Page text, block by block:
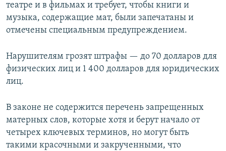
театре и в фильмах и требует, чтобы книги и
музыка, содержащие мат, были запечатаны и
отмечены специальным предупреждением.
Нарушителям грозят штрафы — до 70 долларов для
физических лиц и 1 400 долларов для юридических
лиц.
В законе не содержится перечень запрещенных
матерных слов, которые хотя и берут начало от
четырех ключевых терминов, но могут быть
такими красочными и закрученными, что